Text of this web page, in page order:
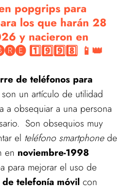
popgrips para
los que harán 28
y nacieron en
1️⃣9️⃣9️⃣8️⃣ 📱👑
de teléfonos para
un artículo de utilidad
a obsequiar a una persona
Son obsequios muy
el teléfono smartphonede
en noviembre-1998
para mejorar el uso de
telefonía móvil con